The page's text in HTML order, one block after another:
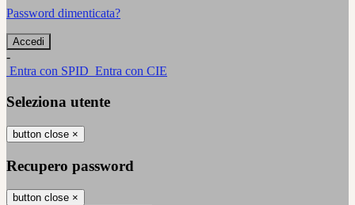
Password dimenticata?
-
Entra con SPID Entra con CIE
Seleziona utente
button close ×
Recupero password
button close ×